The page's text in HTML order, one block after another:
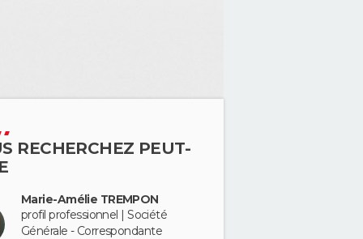
RECHERCHEZ PEUT-
Marie-Amélie TREMPON
profil professionnel | Société
Générale - Correspondante